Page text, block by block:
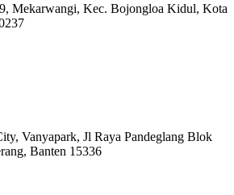
Mekarwangi, Kec. Bojongloa Kidul, Kota
Vanyapark, Jl Raya Pandeglang Blok
Banten 15336